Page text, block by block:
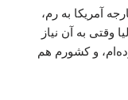
آمریکا به رم،
وقتی به آن نیاز
و کشورم هم